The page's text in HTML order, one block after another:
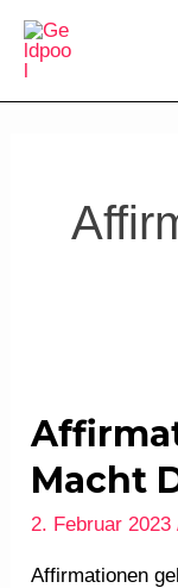
Zum
Inhalt
springen
Macht
2. Februar 2023
Affirmationen
die
macht
der
Gedanken